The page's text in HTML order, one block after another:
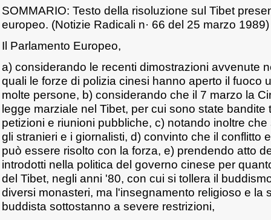
SOMMARIO: Testo della risoluzione sul Tibet
europeo. (Notizie Radicali n· 66 del 25 marzo 1989)
Il Parlamento Europeo,
a) considerando le recenti dimostrazioni avvenute
quali le forze di polizia cinesi hanno aperto il fuoco
molte persone, b) considerando che il 7 marzo la
legge marziale nel Tibet, per cui sono state bandite
petizioni e riunioni pubbliche, c) notando inoltre
gli stranieri e i giornalisti, d) convinto che il conflitto
può essere risolto con la forza, e) prendendo atto
introdotti nella politica del governo cinese per
del Tibet, negli anni '80, con cui si tollera il
diversi monasteri, ma l'insegnamento religioso e la
buddista sottostanno a severe restrizioni,